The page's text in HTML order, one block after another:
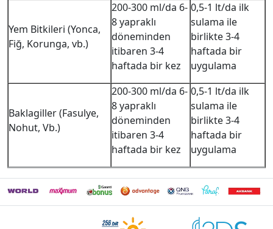
Yem Bitkileri (Yonca,
Fiğ, Korunga, vb.)
200-300 ml/da 6-
8 yapraklı
döneminden
itibaren 3-4
haftada bir kez
0,5-1 lt/da ilk
sulama ile
birlikte 3-4
haftada bir
uygulama
Baklagiller (Fasulye,
Nohut, Vb.)
200-300 ml/da 6-
8 yapraklı
döneminden
itibaren 3-4
haftada bir kez
0,5-1 lt/da ilk
sulama ile
birlikte 3-4
haftada bir
uygulama